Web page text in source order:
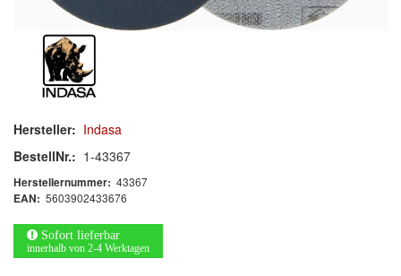
Lackieren
Polieren
Werkzeug & Maschinen
Reinigen
Arbeitsschutz
Luftfilter
Hersteller: Indasa
BestellNr.: 1-43367
Herstellernummer: 43367
EAN: 5603902433676
Sofort lieferbar
innerhalb von 2-4 Werktagen